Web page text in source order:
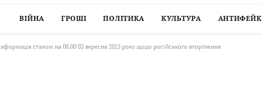
ВІЙНА ГРОШІ ПОЛІТИКА КУЛЬТУРА АНТИФЕЙК
станом на 08.00 03 вересня 2025 року щодо російського вторгнення